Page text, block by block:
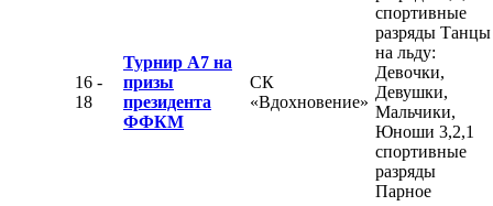
16 -
18
Турнир А7 на
призы
президента
ФФКМ
СК
«Вдохновение»
спортивные
разряды Танцы
на льду:
Девочки,
Девушки,
Мальчики,
Юноши 3,2,1
спортивные
разряды
Парное